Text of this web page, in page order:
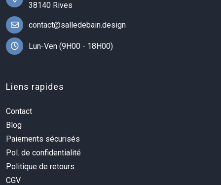
38140 Rives
contact@salledebain.design
Lun-Ven (9H00 - 18H00)
Liens rapides
Contact
Blog
Paiements sécurisés
Pol. de confidentialité
Politique de retours
CGV